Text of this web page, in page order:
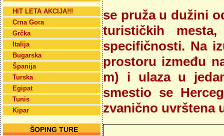
HIT LETA AKCIJA!!!
Crna Gora
Grčka
Italija
Bugarska
Španija
Turska
Egipat
Tunis
Kipar
ŠOPING TURE
se pruža u dužini
turističkih
specifičnosti. Na
prostoru između
m) i ulaza u
smestio se
zvanično uvrštena